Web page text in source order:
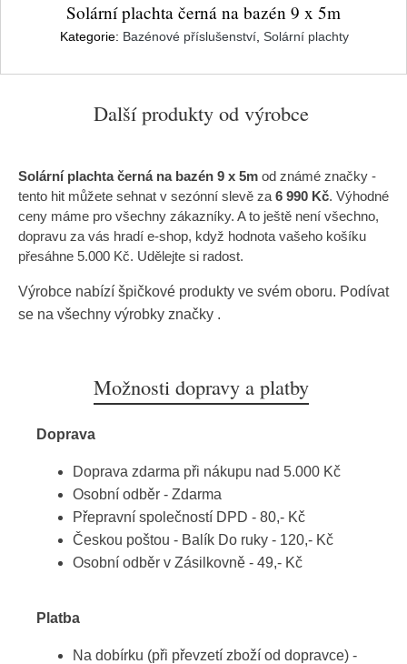
Solární plachta černá na bazén 9 x 5m
Kategorie: Bazénové příslušenství Solární plachty
Další produkty od výrobce
Solární plachta černá na bazén 9 x 5m od známé značky -
tento hit můžete sehnat v sezónní slevě za 6 990 Kč. Výhodné
ceny máme pro všechny zákazníky. A to ještě není všechno,
dopravu za vás hradí e-shop, když hodnota vašeho košíku
přesáhne 5.000 Kč. Udělejte si radost.
Výrobce nabízí špičkové produkty ve svém oboru. Podívat
se na všechny výrobky značky .
Možnosti dopravy a platby
Doprava
Doprava zdarma při nákupu nad 5.000 Kč
Osobní odběr - Zdarma
Přepravní společností DPD - 80,- Kč
Českou poštou - Balík Do ruky - 120,- Kč
Osobní odběr v Zásilkovně - 49,- Kč
Platba
Na dobírku (při převzetí zboží od dopravce) -